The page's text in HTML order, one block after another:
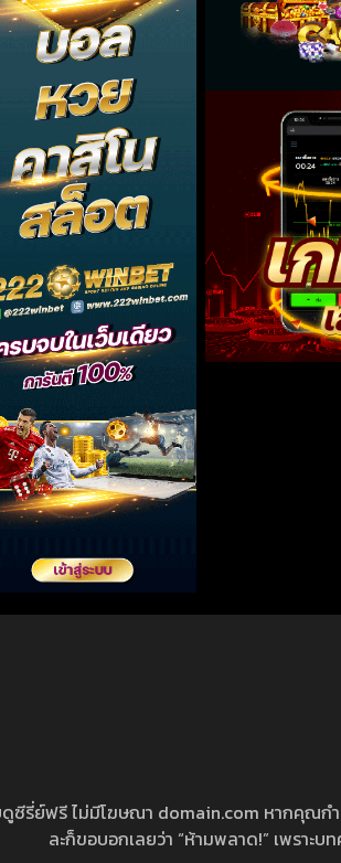
ดูซีรี่ย์ฟรี ไม่มีโฆษณา domain.com หากคุณก
ละก็ขอบอกเลยว่า “ห้ามพลาด!” เพราะ